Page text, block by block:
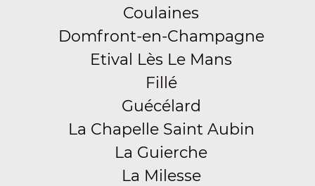
Coulaines
Domfront-en-Champagne
Etival Lès Le Mans
Fillé
Guécélard
La Chapelle Saint Aubin
La Guierche
La Milesse